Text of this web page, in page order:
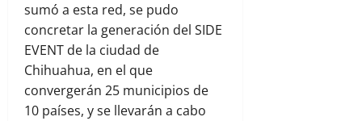
sumó a esta red, se pudo
concretar la generación del SIDE
EVENT de la ciudad de
Chihuahua, en el que
convergerán 25 municipios de
10 países, y se llevarán a cabo